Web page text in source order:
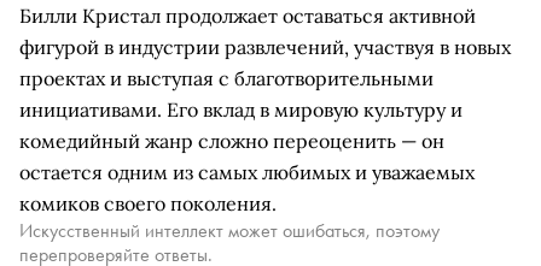
Билли Кристал продолжает оставаться активной
фигурой в индустрии развлечений, участвуя в новых
проектах и выступая с благотворительными
инициативами. Его вклад в мировую культуру и
комедийный жанр сложно переоценить — он
остается одним из самых любимых и уважаемых
комиков своего поколения.
Искусственный интеллект может ошибаться, поэтому
перепроверяйте ответы.